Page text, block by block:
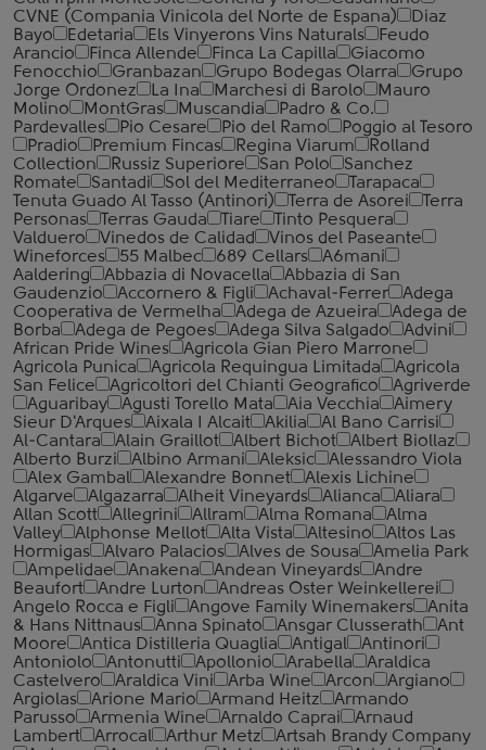
CVNE (Compania Vinicola del Norte de Espana)
Diaz
Bayo
Edetaria Els Vinyerons Vins Naturals
Feudo
Arancio
Finca Allende Finca La Capilla
Giacomo
Fenocchio
Granbazan Grupo Bodegas Olarra
Grupo
Jorge Ordonez
La Ina Marchesi di Barolo
Mauro
Molino
MontGras Muscandia
Padro & Co.
Pardevalles
Pio Cesare Pio del Ramo
Poggio al Tesoro
Pradio
Premium Fincas Regina Viarum
Rolland
Collection
Russiz Superiore San Polo
Sanchez
Romate
Santadi Sol del Mediterraneo
Tarapaca
Tenuta Guado Al Tasso (Antinori)
Terra de Asorei
Terra
Personas
Terras Gauda Tiare
Tinto Pesquera
Valduero
Vinedos de Calidad
Vinos del Paseante
Wineforces
55 Malbec 689 Cellars
A6mani
Aaldering
Abbazia di Novacella
Abbazia di San
Gaudenzio
Accornero & Figli Achaval-Ferrer
Adega
Cooperativa de Vermelha
Adega de Azueira
Adega de
Borba
Adega de Pegoes Adega Silva Salgado
Advini
African Pride Wines
Agricola Gian Piero Marrone
Agricola Punica
Agricola Requingua Limitada
Agricola
San Felice
Agricoltori del Chianti Geografico
Agriverde
Aguaribay
Agusti Torello Mata Aia Vecchia
Aimery
Sieur D'Arques
Aixala I Alcait Akilia
Al Bano Carrisi
Al-Cantara
Alain Graillot Albert Bichot
Albert Biollaz
Alberto Burzi
Albino Armani Aleksic
Alessandro Viola
Alex Gambal
Alexandre Bonnet
Alexis Lichine
Algarve
Algazarra Alheit Vineyards Alianca
Aliara
Allan Scott
Allegrini Allram Alma Romana
Alma
Valley
Alphonse Mellot Alta Vista Altesino
Altos Las
Hormigas
Alvaro Palacios Alves de Sousa
Amelia Park
Ampelidae
Anakena Andean Vineyards
Andre
Beaufort
Andre Lurton
Andreas Oster Weinkellerei
Angelo Rocca е Figli
Angove Family Winemakers
Anita
& Hans Nittnaus
Anna Spinato Ansgar Clusserath
Ant
Moore
Antica Distilleria Quaglia Antigal
Antinori
Antoniolo
Antonutti Apollonio Arabella
Araldica
Castelvero
Araldica Vini Arba Wine Arcon
Argiano
Argiolas
Arione Mario Armand Heitz
Armando
Parusso
Armenia Wine Arnaldo Caprai
Arnaud
Lambert
Arrocal Arthur Metz
Artsah Brandy Company